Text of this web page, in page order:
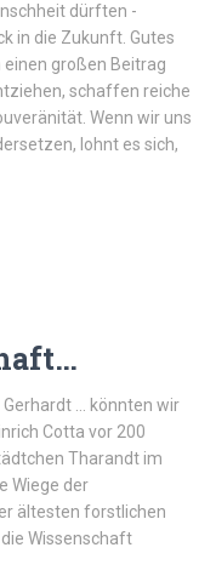
dürften
in ­die Zukunft. Gutes
einen großen Beitrag
schaffen reiche
Wenn wir uns
lohnt es sich,
… könnten wir
Cotta vor 200
Tharandt im
Wiege der
ältesten forstlichen
Wissenschaft